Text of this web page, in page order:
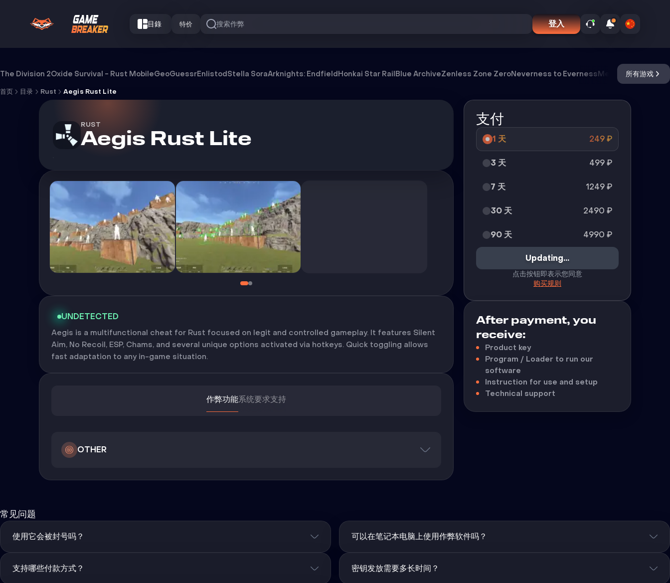
目錄 特价 搜索作弊 登入
The Division 2Oxide Survival - Rust MobileGeoGuessrEnlistodStella SoraArknights: EndfieldHonkai Star RailBlue ArchiveZenless Zone ZeroNeverness to EvernessMeccha所有游戏
首页 目录 Rust Aegis Rust Lite
RUST
Aegis Rust Lite
UNDETECTED
Aegis is a multifunctional cheat for Rust focused on legit and controlled gameplay. It features Silent
Aim, No Recoil, ESP, Chams, and several unique options activated via hotkeys. Quick toggling allows
fast adaptation to any in-game situation.
作弊功能系统要求支持
OTHER
支付
1 天 249₽
3 天 499₽
7 天 1249₽
30 天 2490 ₽
90 天 4990 ₽
Updating...
点击按钮即表示您同意
购买规则
After payment, you
receive:
Product key
Program / Loader to run our
software
Instruction for use and setup
Technical support
常见问题
使用它会被封号吗？ 可以在笔记本电脑上使用作弊软件吗？
支持哪些付款方式？ 密钥发放需要多长时间？